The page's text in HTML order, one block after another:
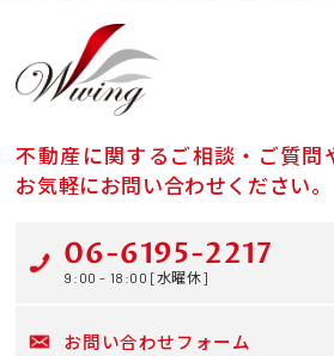
不動産に関するご相談・ご質問
お気軽にお問い合わせください。
06-6195-2217
9:00 - 18:00 [水曜休]
お問い合わせフォーム